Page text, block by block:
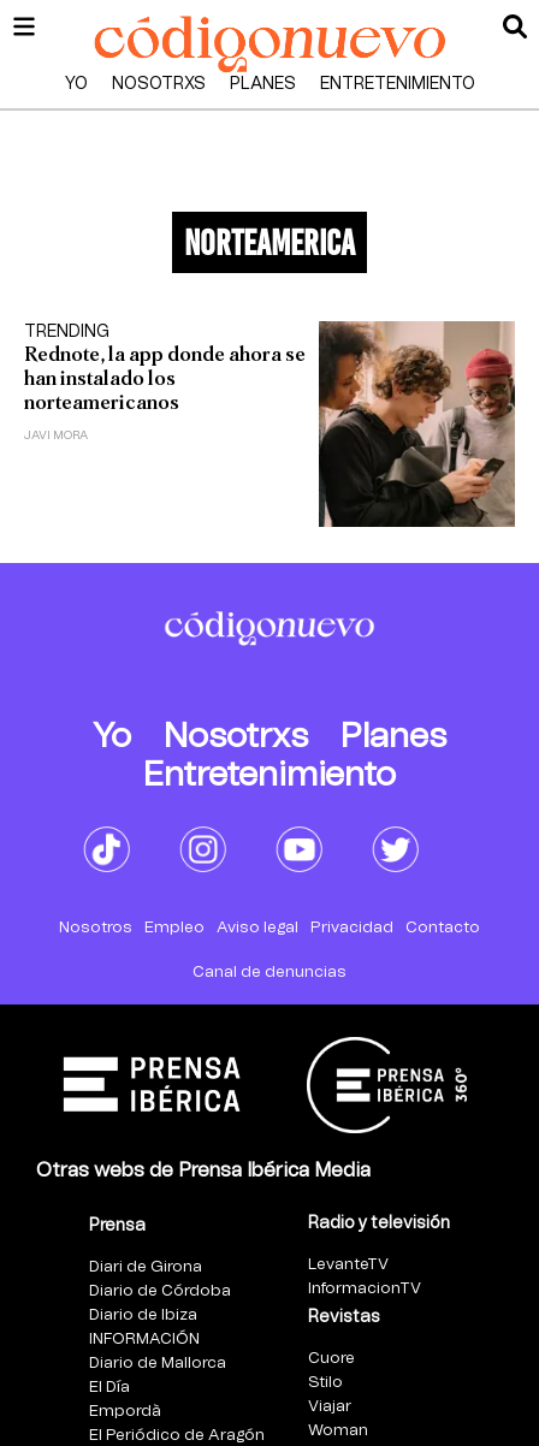
YO NOSOTRXS PLANES ENTRETENIMIENTO
norteamerica
TRENDING
Rednote, la app donde ahora se
han instalado los
norteamericanos
JAVI MORA
Yo Nosotrxs
Planes
Entretenimiento
Nosotros Empleo Aviso legal Privacidad Contacto
Canal de denuncias
Otras webs de Prensa Ibérica Media
Prensa
Diari de Girona
Diario de Córdoba
Diario de Ibiza
INFORMACIÓN
Diario de Mallorca
El Día
Empordà
El Periódico de Aragón
Radio y televisión
LevanteTV
InformacionTV
Revistas
Cuore
Stilo
Viajar
Woman